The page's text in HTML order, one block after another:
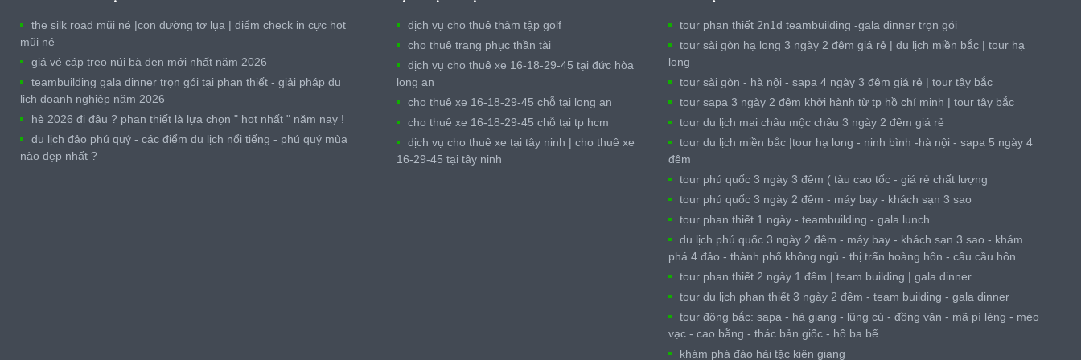
the silk road mũi né |con đường tơ lụa | điểm check in cực hot
mũi né
giá vé cáp treo núi bà đen mới nhất năm 2026
teambuilding gala dinner trọn gói tại phan thiết - giải pháp du
lịch doanh nghiệp năm 2026
hè 2026 đi đâu ? phan thiết là lựa chọn " hot nhất " năm nay !
du lịch đảo phú quý - các điểm du lịch nổi tiếng - phú quý mùa
nào đẹp nhất ?
dịch vụ cho thuê thảm tập golf
cho thuê trang phục thần tài
dịch vụ cho thuê xe 16-18-29-45 tại đức hòa
long an
cho thuê xe 16-18-29-45 chỗ tại long an
cho thuê xe 16-18-29-45 chỗ tại tp hcm
dịch vụ cho thuê xe tại tây ninh | cho thuê xe
16-29-45 tại tây ninh
tour phan thiết 2n1d teambuilding -gala dinner trọn gói
tour sài gòn hạ long 3 ngày 2 đêm giá rẻ | du lịch miền bắc | tour hạ
long
tour sài gòn - hà nội - sapa 4 ngày 3 đêm giá rẻ | tour tây bắc
tour sapa 3 ngày 2 đêm khởi hành từ tp hồ chí minh | tour tây bắc
tour du lịch mai châu mộc châu 3 ngày 2 đêm giá rẻ
tour du lịch miền bắc |tour hạ long - ninh bình -hà nội - sapa 5 ngày 4
đêm
tour phú quốc 3 ngày 3 đêm ( tàu cao tốc - giá rẻ chất lượng
tour phú quốc 3 ngày 2 đêm - máy bay - khách sạn 3 sao
tour phan thiết 1 ngày - teambuilding - gala lunch
du lịch phú quốc 3 ngày 2 đêm - máy bay - khách sạn 3 sao - khám
phá 4 đảo - thành phố không ngủ - thị trấn hoàng hôn - cầu cầu hôn
tour phan thiết 2 ngày 1 đêm | team building | gala dinner
tour du lịch phan thiết 3 ngày 2 đêm - team building - gala dinner
tour đông bắc: sapa - hà giang - lũng cú - đồng văn - mã pí lèng - mèo
vạc - cao bằng - thác bản giốc - hồ ba bể
khám phá đảo hải tặc kiên giang